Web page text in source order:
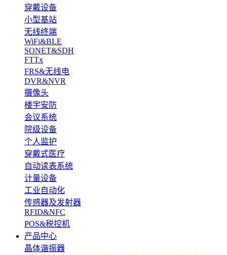
穿戴设备
小型基站
无线终端
WiFi&BLE
SONET&SDH
FTTx
FRS&无线电
DVR&NVR
摄像头
楼宇安防
会议系统
院级设备
个人监护
穿戴式医疗
自动读表系统
计量设备
工业自动化
传感器及发射器
RFID&NFC
POS&税控机
产品中心
晶体谐振器